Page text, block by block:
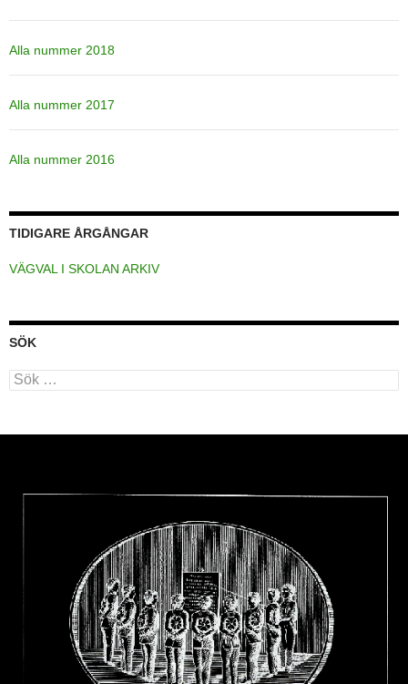
Alla nummer 2018
Alla nummer 2017
Alla nummer 2016
TIDIGARE ÅRGÅNGAR
VÄGVAL I SKOLAN ARKIV
SÖK
Sök
efter: